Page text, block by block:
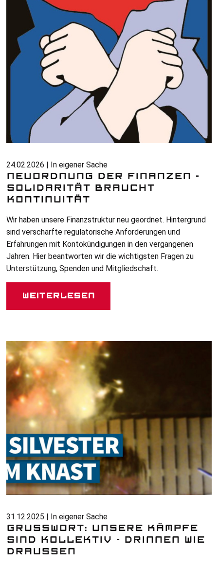
24.02.2026 | In eigener Sache
NEUORDNUNG DER FINANZEN -
SOLIDARITÄT BRAUCHT
KONTINUITÄT
Wir haben unsere Finanzstruktur neu geordnet. Hintergrund
sind verschärfte regulatorische Anforderungen und
Erfahrungen mit Kontokündigungen in den vergangenen
Jahren. Hier beantworten wir die wichtigsten Fragen zu
Unterstützung, Spenden und Mitgliedschaft.
Weiterlesen
31.12.2025 | In eigener Sache
GRUSSWORT: UNSERE KÄMPFE S
IND KOLLEKTIV - DRINNEN WIE D
RAUSSEN